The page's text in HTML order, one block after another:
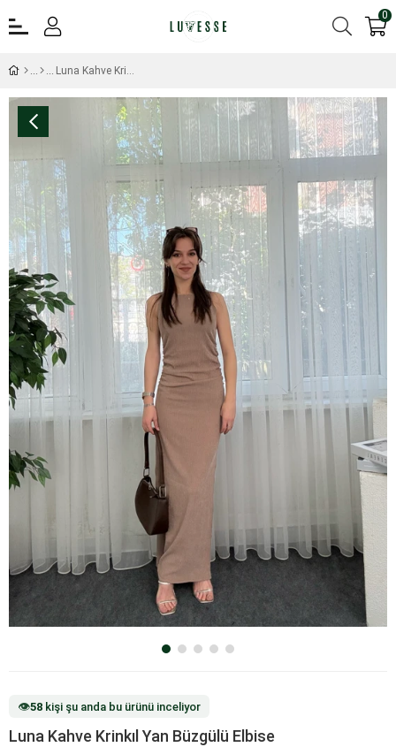
0
Luna Kahve Krinkıl Yan Büzgülü Elbise
👁️58 kişi şu anda bu ürünü inceliyor
Luna Kahve Krinkıl Yan Büzgülü Elbise